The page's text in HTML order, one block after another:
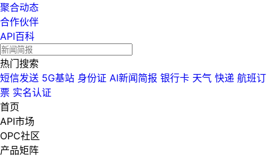
聚合动态
合作伙伴
API百科
热门搜索
短信发送 5G基站 身份证 AI新闻简报 银行卡 天气 快递 航班订
票 实名认证
首页
API市场
OPC社区
产品矩阵